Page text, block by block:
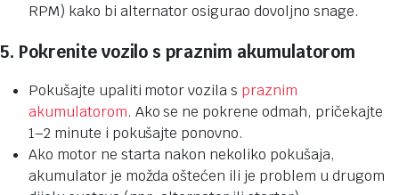
RPM) kako bi alternator osigurao dovoljno snage.
5. Pokrenite vozilo s praznim akumulatorom
Pokušajte upaliti motor vozila s praznim
akumulatorom. Ako se ne pokrene odmah, pričekajte
1–2 minute i pokušajte ponovno.
Ako motor ne starta nakon nekoliko pokušaja,
akumulator je možda oštećen ili je problem u drugom